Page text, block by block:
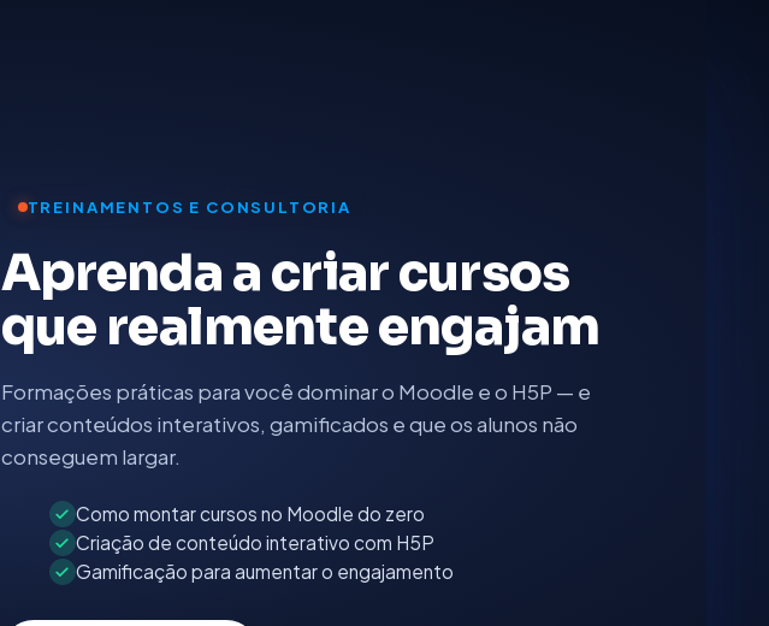
TREINAMENTOS E CONSULTORIA
Aprenda a criar cursos
que realmente engajam
Formações práticas para você dominar o Moodle e o H5P — e
criar conteúdos interativos, gamificados e que os alunos não
conseguem largar.
Como montar cursos no Moodle do zero
Criação de conteúdo interativo com H5P
Gamificação para aumentar o engajamento